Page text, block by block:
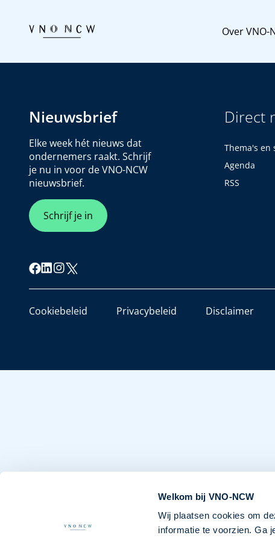
Welkom bij VNO-NCW
Wij plaatsen cookies om
informatie te voorzien. Ga
Over VNO-
Nieuwsbrief
Elke week hét nieuws dat
ondernemers raakt. Schrijf
je nu in voor de VNO-NCW
nieuwsbrief.
Schrijf je in
Direct
Thema's en
Agenda
RSS
Cookiebeleid Privacybeleid Disclaimer